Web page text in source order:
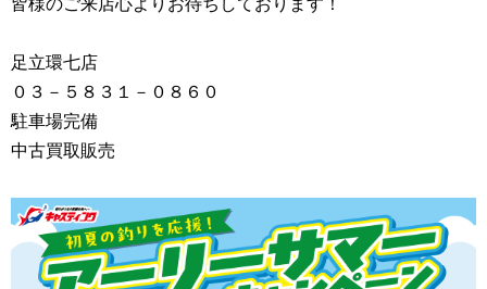
皆様のご来店心よりお待ちしております！
足立環七店
０３－５８３１－０８６０
駐車場完備
中古買取販売